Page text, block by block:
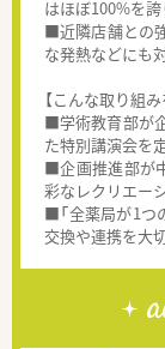
はほぼ100%を誇
■近隣店舗との
な発熱などにも
【こんな取り組
■学術教育部が
た特別講演会を
■企画推進部が
彩なレクリエー
■「全薬局が1つ
交換や連携を大